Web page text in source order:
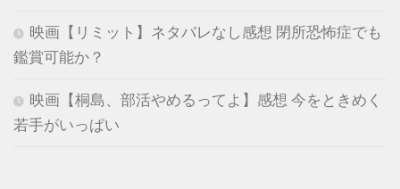
映画【リミット】ネタバレなし感想 閉所恐怖症でも
鑑賞可能か？
映画【桐島、部活やめるってよ】感想 今をときめく
若手がいっぱい